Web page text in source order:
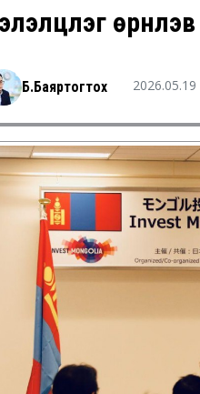
өрнүүлэв
Б.Баяртогтох 2026.05.19